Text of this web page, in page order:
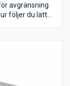
avgränsning
följer du lätt